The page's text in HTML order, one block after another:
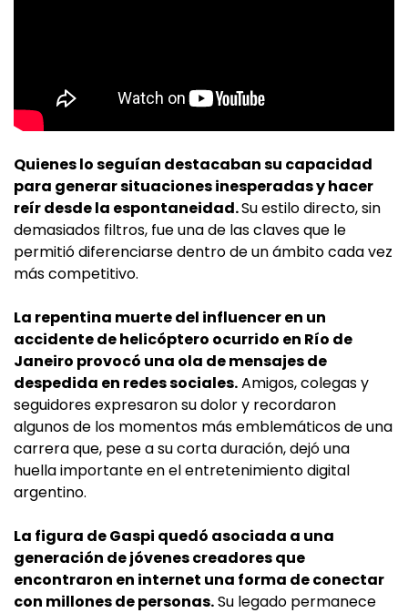
Quienes lo seguían destacaban su capacidad
para generar situaciones inesperadas y hacer
reír desde la espontaneidad.Su estilo directo, sin
demasiados filtros, fue una de las claves que le
permitió diferenciarse dentro de un ámbito cada vez
más competitivo.
La repentina muerte del influencer en un
accidente de helicóptero ocurrido en Río de
Janeiro provocó una ola de mensajes de
despedida en redes sociales.Amigos, colegas y
seguidores expresaron su dolor y recordaron
algunos de los momentos más emblemáticos de una
carrera que, pese a su corta duración, dejó una
huella importante en el entretenimiento digital
argentino.
La figura de Gaspi quedó asociada a una
generación de jóvenes creadores que
encontraron en internet una forma de conectar
con millones de personas.Su legado permanece